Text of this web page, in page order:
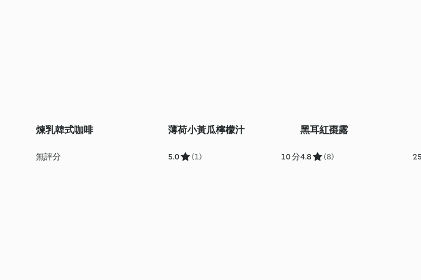
煉乳韓式咖啡
無評分
薄荷小黃瓜檸檬汁
5.0 (1) 10 分
黑耳紅棗露
4.8 (8)